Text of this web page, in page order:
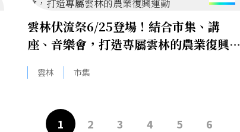
雲林伏流祭6/25登場！結合市集、講
座、音樂會，打造專屬雲林的農業復興運
動
雲林 市集
1 2 3 4 5 6